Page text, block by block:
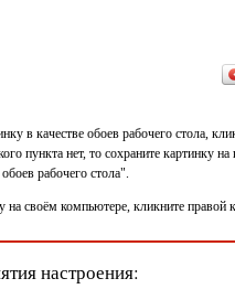
в качестве обоев рабочего стола,
пункта нет, то сохраните картинку
рабочего стола".
на своём компьютере, кликните
настроения: